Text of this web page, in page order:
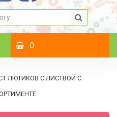
: 0
ЛЮТИКОВ С ЛИСТВОЙ С